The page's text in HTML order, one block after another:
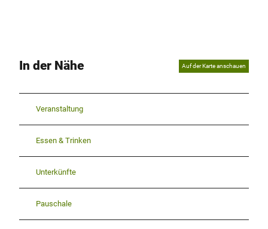
In der Nähe Auf der Karte anschauen
Veranstaltung
Essen & Trinken
Unterkünfte
Pauschale